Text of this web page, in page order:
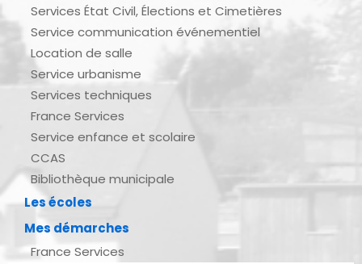
Services État Civil, Élections et Cimetières
Service communication événementiel
Location de salle
Service urbanisme
Services techniques
France Services
Service enfance et scolaire
CCAS
Bibliothèque municipale
Les écoles
Mes démarches
France Services